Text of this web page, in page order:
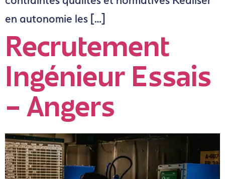
en autonomie les […]
Recrutement
Ingénieur Essais
– Angers